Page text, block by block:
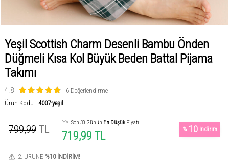
Yeşil Scottish Charm Desenli Bambu Önden
Düğmeli Kısa Kol Büyük Beden Battal Pijama
Takımı
4.8
6 Değerlendirme
Ürün Kodu : 4007-yeşil
799,99 TL
Son 30 Günün En DüşükFiyatı!
719,99 TL %10 İndirim
2. ÜRÜNE %10 İNDİRİM!